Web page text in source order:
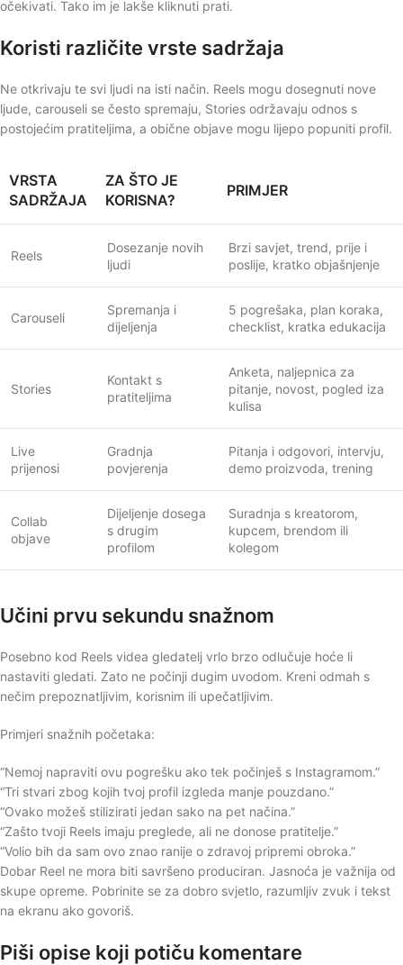
očekivati. Tako im je lakše kliknuti prati.
Koristi različite vrste sadržaja
Ne otkrivaju te svi ljudi na isti način. Reels mogu dosegnuti nove
ljude, carouseli se često spremaju, Stories održavaju odnos s
postojećim pratiteljima, a obične objave mogu lijepo popuniti profil.
VRSTA
SADRŽAJA
ZA ŠTO JE
KORISNA?
PRIMJER
Reels
Dosezanje novih
ljudi
Brzi savjet, trend, prije i
poslije, kratko objašnjenje
Carouseli
Spremanja i
dijeljenja
5 pogrešaka, plan koraka,
checklist, kratka edukacija
Stories
Kontakt s
pratiteljima
Anketa, naljepnica za
pitanje, novost, pogled iza
kulisa
Live
prijenosi
Gradnja
povjerenja
Pitanja i odgovori, intervju,
demo proizvoda, trening
Collab
objave
Dijeljenje dosega
s drugim
profilom
Suradnja s kreatorom,
kupcem, brendom ili
kolegom
Učini prvu sekundu snažnom
Posebno kod Reels videa gledatelj vrlo brzo odlučuje hoće li
nastaviti gledati. Zato ne počinji dugim uvodom. Kreni odmah s
nečim prepoznatljivim, korisnim ili upečatljivim.
Primjeri snažnih početaka:
“Nemoj napraviti ovu pogrešku ako tek počinješ s Instagramom.”
“Tri stvari zbog kojih tvoj profil izgleda manje pouzdano.”
“Ovako možeš stilizirati jedan sako na pet načina.”
“Zašto tvoji Reels imaju preglede, ali ne donose pratitelje.”
“Volio bih da sam ovo znao ranije o zdravoj pripremi obroka.”
Dobar Reel ne mora biti savršeno produciran. Jasnoća je važnija od
skupe opreme. Pobrinite se za dobro svjetlo, razumljiv zvuk i tekst
na ekranu ako govoriš.
Piši opise koji potiču komentare